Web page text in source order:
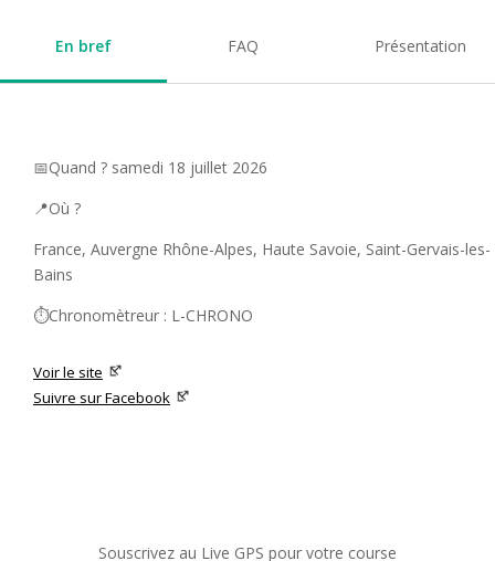
En bref FAQ Présentation
📅Quand ? samedi 18 juillet 2026
📍Où ?
France, Auvergne Rhône-Alpes, Haute Savoie, Saint-Gervais-les-
Bains
⏱️Chronomètreur : L-CHRONO
Voir le site
Suivre sur Facebook
Souscrivez au Live GPS pour votre course